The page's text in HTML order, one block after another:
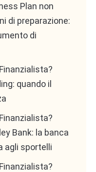
Plan non
di preparazione:
di
quando il
Bank: la banca
agli sportelli